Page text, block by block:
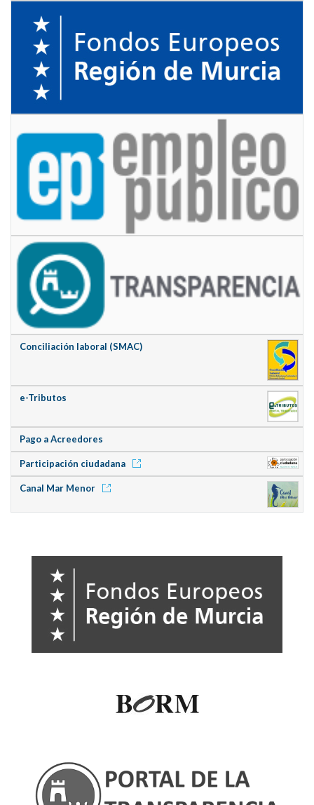
Conciliación laboral (SMAC)
e-Tributos
Pago a Acreedores
Participación ciudadana
Canal Mar Menor